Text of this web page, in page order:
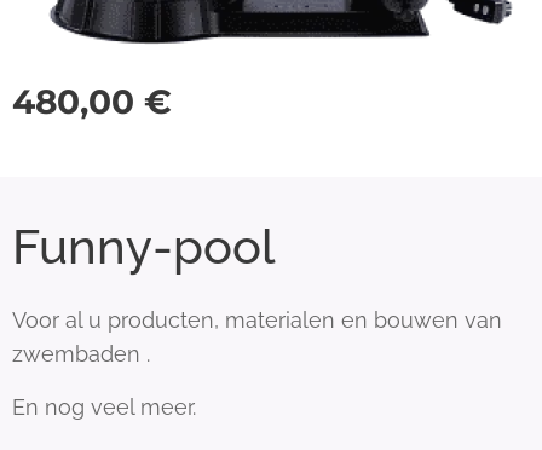
480,00 €
Funny-pool
Voor al u producten, materialen en bouwen van
zwembaden .
En nog veel meer.